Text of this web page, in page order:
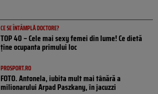
CE SE ÎNTÂMPLĂ DOCTORE?
TOP 40 – Cele mai sexy femei din lume! Ce dietă
ține ocupanta primului loc
PROSPORT.RO
FOTO. Antonela, iubita mult mai tânără a
milionarului Arpad Paszkany, în jacuzzi